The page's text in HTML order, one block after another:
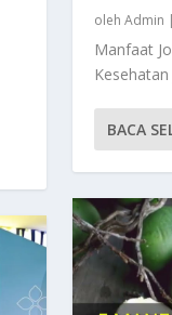
oleh Admin |
Manfaat
BACA